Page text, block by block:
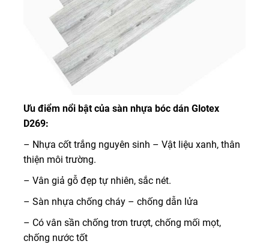
Ưu điểm nổi bật của sàn nhựa bóc dán Glotex
D269:
– Nhựa cốt trắng nguyên sinh – Vật liệu xanh, thân
thiện môi trường.
– Vân giả gỗ đẹp tự nhiên, sắc nét.
– Sàn nhựa chống cháy – chống dẫn lửa
– Có vân sần chống trơn trượt, chống mối mọt,
chống nước tốt